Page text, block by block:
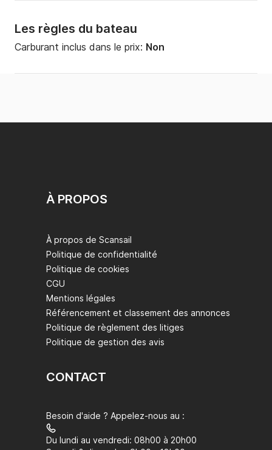
Les règles du bateau
Carburant inclus dans le prix: Non
À PROPOS
À propos de Scansail
Politique de confidentialité
Politique de cookies
CGU
Mentions légales
Référencement et classement des annonces
Politique de règlement des litiges
Politique de gestion des avis
CONTACT
Besoin d'aide ? Appelez-nous au :
Du lundi au vendredi: 08h00 à 20h00